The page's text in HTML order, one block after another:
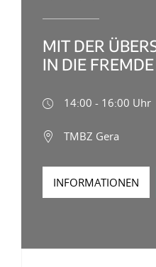
MIT DER
IN DIE FREMDE
14:00 - 16:00 Uhr
TMBZ Gera
INFORMATIONEN